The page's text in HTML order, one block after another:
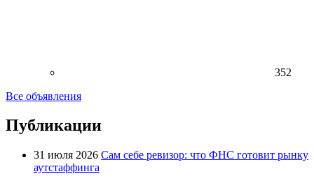
352
Все объявления
Публикации
31 июля 2026 Сам себе ревизор: что ФНС готовит рынку
аутстаффинга